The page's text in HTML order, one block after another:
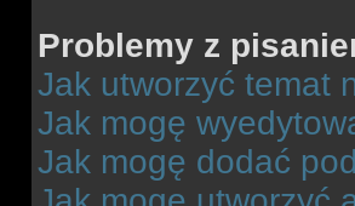
Problemy z
Jak utworzyć temat
Jak mogę
Jak mogę dodać